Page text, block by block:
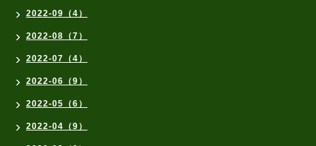
2022-09（4）
2022-08（7）
2022-07（4）
2022-06（9）
2022-05（6）
2022-04（9）